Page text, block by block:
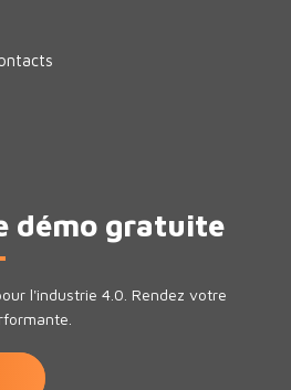
démo gratuite
l'industrie 4.0. Rendez votre